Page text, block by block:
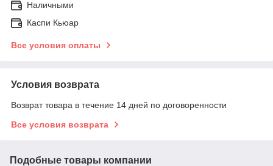
Наличными
Каспи Кьюар
Все условия оплаты
Условия возврата
Возврат товара в течение 14 дней по договоренности
Все условия возврата
Подобные товары компании